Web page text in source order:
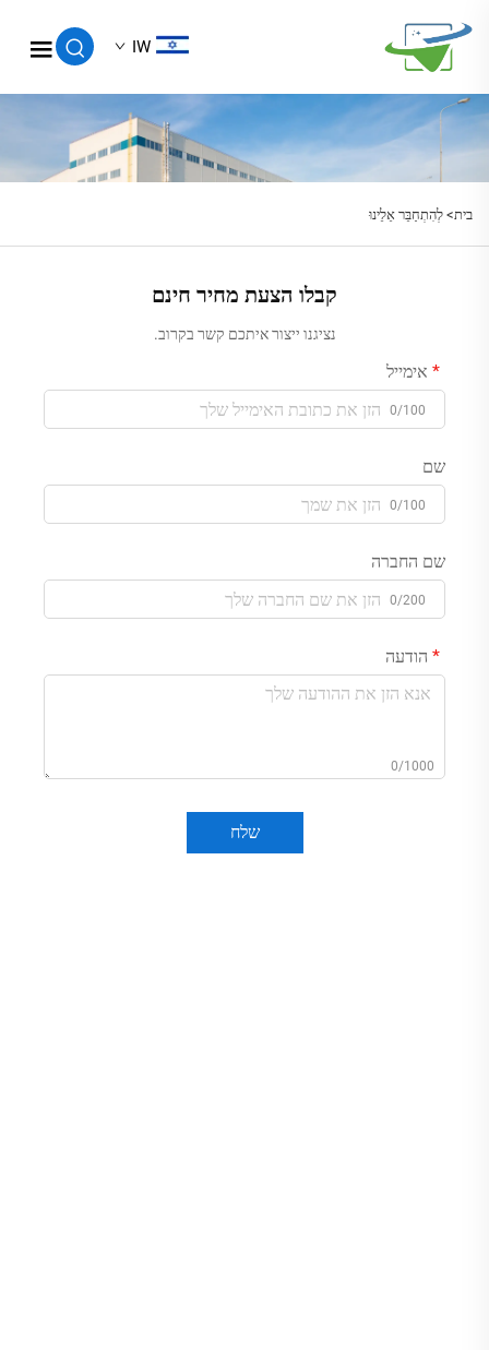
IW
בית> לְהִתְחַבֵּר אֵלֵינוּ
קבלו הצעת מחיר חינם
נציגנו ייצור איתכם קשר בקרוב.
אימייל
0/100
שם
0/100
שם החברה
0/200
הודעה
0/1000
שלח